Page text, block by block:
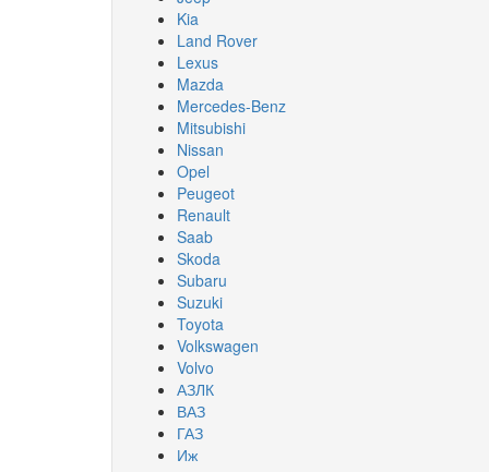
Kia
Land Rover
Lexus
Mazda
Mercedes-Benz
Mitsubishi
Nissan
Opel
Peugeot
Renault
Saab
Skoda
Subaru
Suzuki
Toyota
Volkswagen
Volvo
АЗЛК
ВАЗ
ГАЗ
Иж